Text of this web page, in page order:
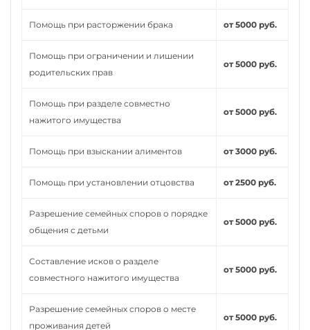
Помощь при расторжении брака от 5000 руб.
Помощь при ограничении и лишении
родительских прав
от 5000 руб.
Помощь при разделе совместно
нажитого имущества
от 5000 руб.
Помощь при взыскании алиментов от 3000 руб.
Помощь при установлении отцовства от 2500 руб.
Разрешение семейных споров о порядке
общения с детьми
от 5000 руб.
Составление исков о разделе
совместного нажитого имущества
от 5000 руб.
Разрешение семейных споров о месте
проживания детей
от 5000 руб.